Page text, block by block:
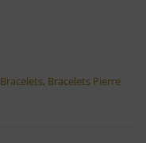
Bracelets, Bracelets Pierre